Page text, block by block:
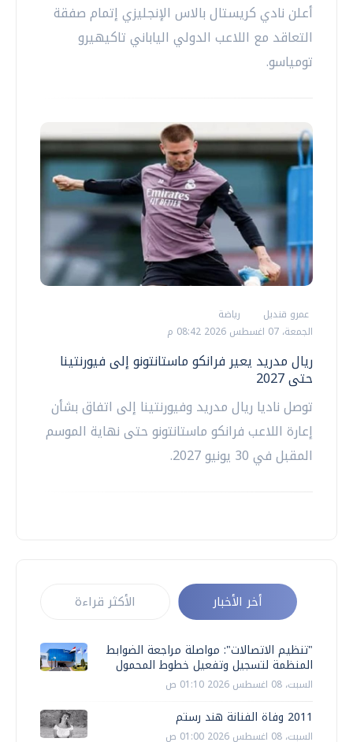
أعلن نادي كريستال بالاس الإنجليزي إتمام صفقة
التعاقد مع اللاعب الدولي الياباني تاكيهيرو
تومياسو.
عمرو قنديل
رياضة
الجمعة، 07 اغسطس 2026 08:42 م
ريال مدريد يعير فرانكو ماستانتونو إلى فيورنتينا
حتى 2027
توصل ناديا ريال مدريد وفيورنتينا إلى اتفاق بشأن
إعارة اللاعب فرانكو ماستانتونو حتى نهاية الموسم
المقبل في 30 يونيو 2027.
أخر الأخبار الأكثر قراءة
"تنظيم الاتصالات": مواصلة مراجعة الضوابط
المنظمة لتسجيل وتفعيل خطوط المحمول
السبت، 08 اغسطس 2026 01:10 ص
2011 وفاة الفنانة هند رستم
السبت، 08 اغسطس 2026 01:00 ص